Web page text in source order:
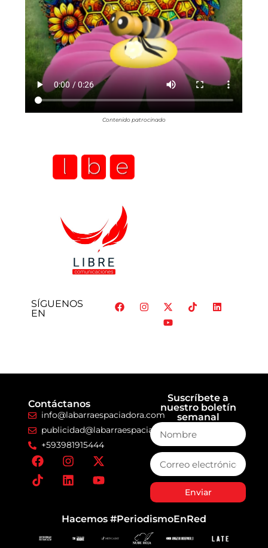
Contenido patrocinado
SÍGUENOS
EN
Contáctanos
info@labarraespaciadora.com
publicidad@labarraespaciadora.com
+593981915444
Suscríbete a
nuestro boletín
semanal
Enviar
Hacemos #PeriodismoEnRed